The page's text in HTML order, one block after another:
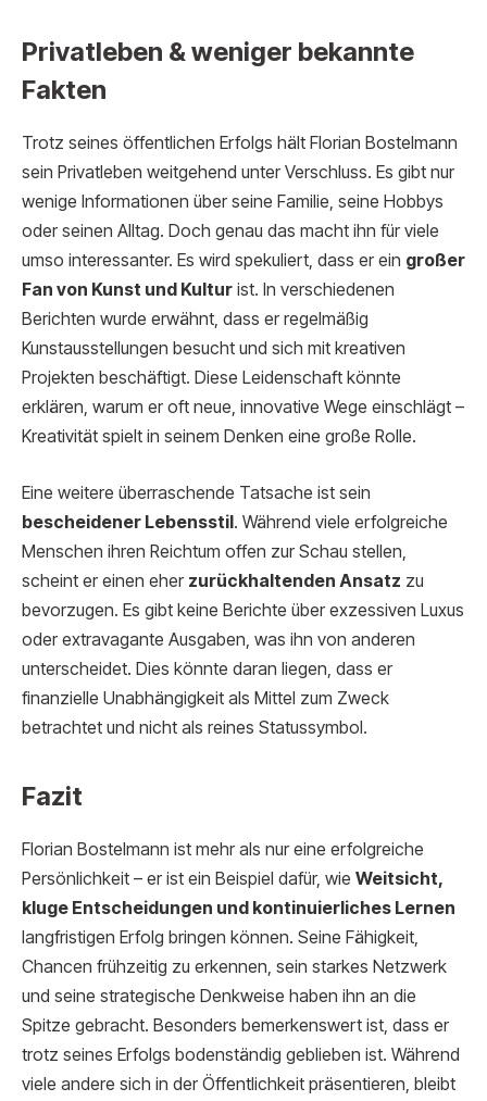
Privatleben & weniger bekannte
Fakten
Trotz seines öffentlichen Erfolgs hält Florian Bostelmann
sein Privatleben weitgehend unter Verschluss. Es gibt nur
wenige Informationen über seine Familie, seine Hobbys
oder seinen Alltag. Doch genau das macht ihn für viele
umso interessanter. Es wird spekuliert, dass er ein großer
Fan von Kunst und Kultur ist. In verschiedenen
Berichten wurde erwähnt, dass er regelmäßig
Kunstausstellungen besucht und sich mit kreativen
Projekten beschäftigt. Diese Leidenschaft könnte
erklären, warum er oft neue, innovative Wege einschlägt –
Kreativität spielt in seinem Denken eine große Rolle.
Eine weitere überraschende Tatsache ist sein
bescheidener Lebensstil. Während viele erfolgreiche
Menschen ihren Reichtum offen zur Schau stellen,
scheint er einen eher zurückhaltenden Ansatz zu
bevorzugen. Es gibt keine Berichte über exzessiven Luxus
oder extravagante Ausgaben, was ihn von anderen
unterscheidet. Dies könnte daran liegen, dass er
finanzielle Unabhängigkeit als Mittel zum Zweck
betrachtet und nicht als reines Statussymbol.
Fazit
Florian Bostelmann ist mehr als nur eine erfolgreiche
Persönlichkeit – er ist ein Beispiel dafür, wie Weitsicht,
kluge Entscheidungen und kontinuierliches Lernen
langfristigen Erfolg bringen können. Seine Fähigkeit,
Chancen frühzeitig zu erkennen, sein starkes Netzwerk
und seine strategische Denkweise haben ihn an die
Spitze gebracht. Besonders bemerkenswert ist, dass er
trotz seines Erfolgs bodenständig geblieben ist. Während
viele andere sich in der Öffentlichkeit präsentieren, bleibt